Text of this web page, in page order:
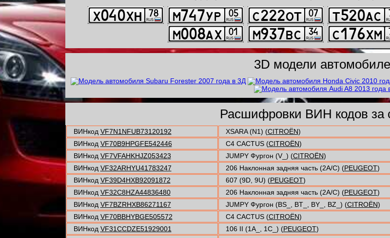
3D модели
Расшифровки ВИН кодов за
ВИНкод VF7N1NFUB73120192 XSARA (N1) (CITROËN)
ВИНкод VF70B9HPGFE542446 C4 CACTUS (CITROËN)
ВИНкод VF7VFAHKHJZ053423 JUMPY Фургон (V_) (CITROËN)
ВИНкод VF32ARHYU41783247 206 Наклонная задняя часть (2A/C) (PEUGEOT)
ВИНкод VF39D4HXB92091872 607 (9D, 9U) (PEUGEOT)
ВИНкод VF32C8HZA44836480 206 Наклонная задняя часть (2A/C) (PEUGEOT)
ВИНкод VF7BZRHXB86271167 JUMPY Фургон (BS_, BT_, BY_, BZ_) (CITROËN)
ВИНкод VF70BBHYBGE505572 C4 CACTUS (CITROËN)
ВИНкод VF31CCDZE51929001 106 II (1A_, 1C_) (PEUGEOT)